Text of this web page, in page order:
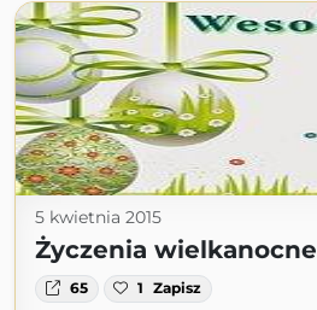
5 kwietnia 2015
Życzenia wielkanocne
65 1 Zapisz